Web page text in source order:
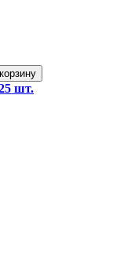
шт.